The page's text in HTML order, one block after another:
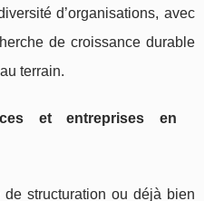
d’organisations, avec
de croissance durable
terrain.
et entreprises en
structuration ou déjà bien